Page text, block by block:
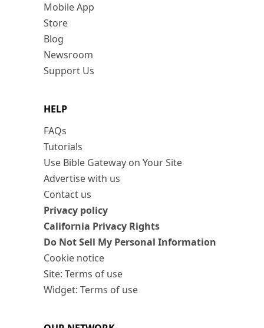
Mobile App
Store
Blog
Newsroom
Support Us
HELP
FAQs
Tutorials
Use Bible Gateway on Your Site
Advertise with us
Contact us
Privacy policy
California Privacy Rights
Do Not Sell My Personal Information
Cookie notice
Site: Terms of use
Widget: Terms of use